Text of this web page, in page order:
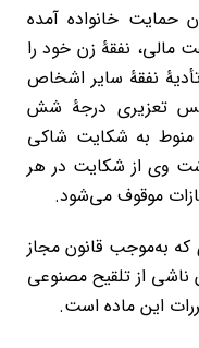
در مادۀ ۵۳ قانون حمایت خانواده آمده
نفقۀ زن خود را
نفقۀ سایر اشخاص
حبس تعزیری درجۀ شش
به شکایت شاکی
وی از شکایت در هر
موقوف می‌شود.
که به‌موجب قانون مجاز
ناشی از تلقیح مصنوعی
این ماده است.